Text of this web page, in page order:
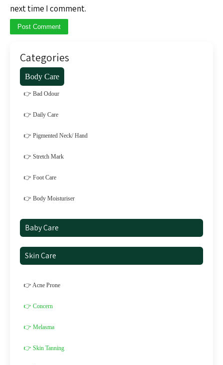
next time I comment.
Categories
Body Care
👉 Bad Odour
👉 Daily Care
👉 Pigmented Neck/ Hand
👉 Stretch Mark
👉 Foot Care
👉 Body Moisturiser
Baby Care
Skin Care
👉 Acne Prone
👉 Concern
👉 Melasma
👉 Skin Tanning